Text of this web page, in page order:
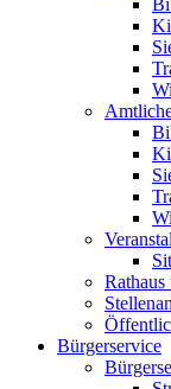
Bürgerservice